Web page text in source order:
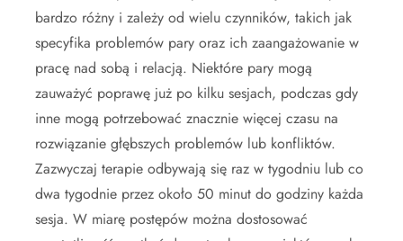
bardzo różny i zależy od wielu czynników, takich jak
specyfika problemów pary oraz ich zaangażowanie w
pracę nad sobą i relacją. Niektóre pary mogą
zauważyć poprawę już po kilku sesjach, podczas gdy
inne mogą potrzebować znacznie więcej czasu na
rozwiązanie głębszych problemów lub konfliktów.
Zazwyczaj terapie odbywają się raz w tygodniu lub co
dwa tygodnie przez około 50 minut do godziny każda
sesja. W miarę postępów można dostosować